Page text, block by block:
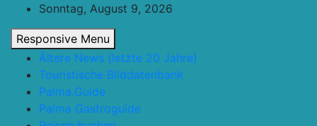
content
Sonntag, August 9, 2026
Responsive Menu
Ältere News (letzte 20 Jahre)
Touristische Bilddatenbank
Palma.Guide
Palma Gastroguide